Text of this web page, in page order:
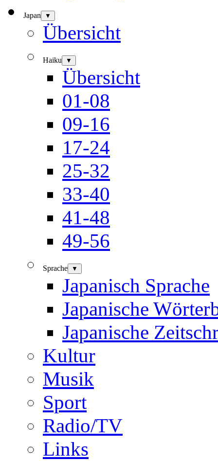
Japan ▼
Übersicht
Haiku ▼
Übersicht
01-08
09-16
17-24
25-32
33-40
41-48
49-56
Sprache ▼
Japanisch Sprache
Japanische
Japanische
Kultur
Musik
Sport
Radio/TV
Links